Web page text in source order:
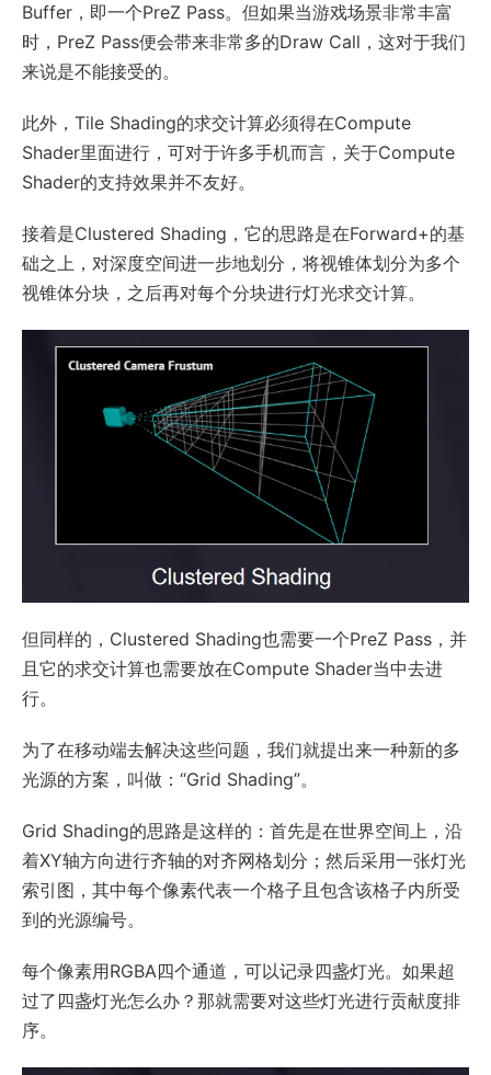
Buffer，即一个PreZ Pass。但如果当游戏场景非常丰富
时，PreZ Pass便会带来非常多的Draw Call，这对于我们
来说是不能接受的。
此外，Tile Shading的求交计算必须得在Compute
Shader里面进行，可对于许多手机而言，关于Compute
Shader的支持效果并不友好。
接着是Clustered Shading，它的思路是在Forward+的基
础之上，对深度空间进一步地划分，将视锥体划分为多个
视锥体分块，之后再对每个分块进行灯光求交计算。
但同样的，Clustered Shading也需要一个PreZ Pass，并
且它的求交计算也需要放在Compute Shader当中去进
行。
为了在移动端去解决这些问题，我们就提出来一种新的多
光源的方案，叫做：“Grid Shading”。
Grid Shading的思路是这样的：首先是在世界空间上，沿
着XY轴方向进行齐轴的对齐网格划分；然后采用一张灯光
索引图，其中每个像素代表一个格子且包含该格子内所受
到的光源编号。
每个像素用RGBA四个通道，可以记录四盏灯光。如果超
过了四盏灯光怎么办？那就需要对这些灯光进行贡献度排
序。